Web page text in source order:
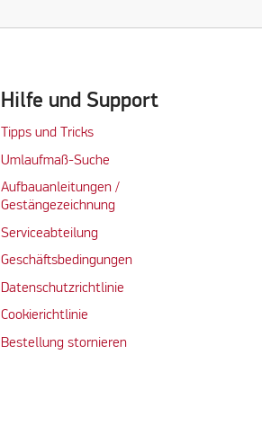
Hilfe und Support
Tipps und Tricks
Umlaufmaß-Suche
Aufbauanleitungen /
Gestängezeichnung
Serviceabteilung
Geschäftsbedingungen
Datenschutzrichtlinie
Cookierichtlinie
Bestellung stornieren